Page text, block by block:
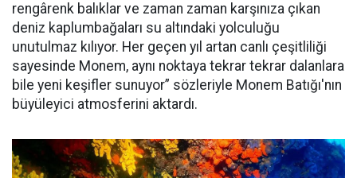
rengârenk balıklar ve zaman zaman karşınıza çıkan
deniz kaplumbağaları su altındaki yolculuğu
unutulmaz kılıyor. Her geçen yıl artan canlı çeşitliliği
sayesinde Monem, aynı noktaya tekrar tekrar dalanlara
bile yeni keşifler sunuyor” sözleriyle Monem Batığı'nın
büyüleyici atmosferini aktardı.